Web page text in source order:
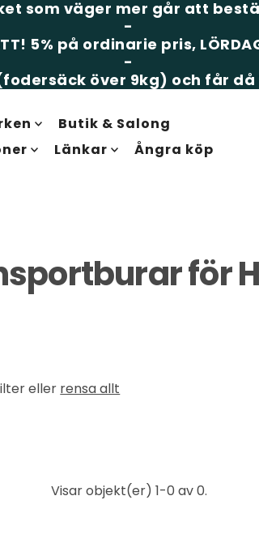
som väger mer går att
-
5% på ordinarie pris,
-
över 9kg) och får
Butik & Salong
Länkar Ångra köp
för
eller rensa allt
Visar objekt(er) 1-0 av 0.